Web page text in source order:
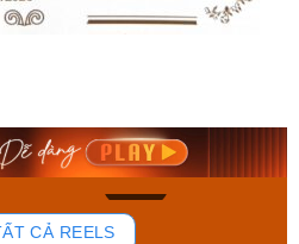
Mua ngay
CẢ REELS